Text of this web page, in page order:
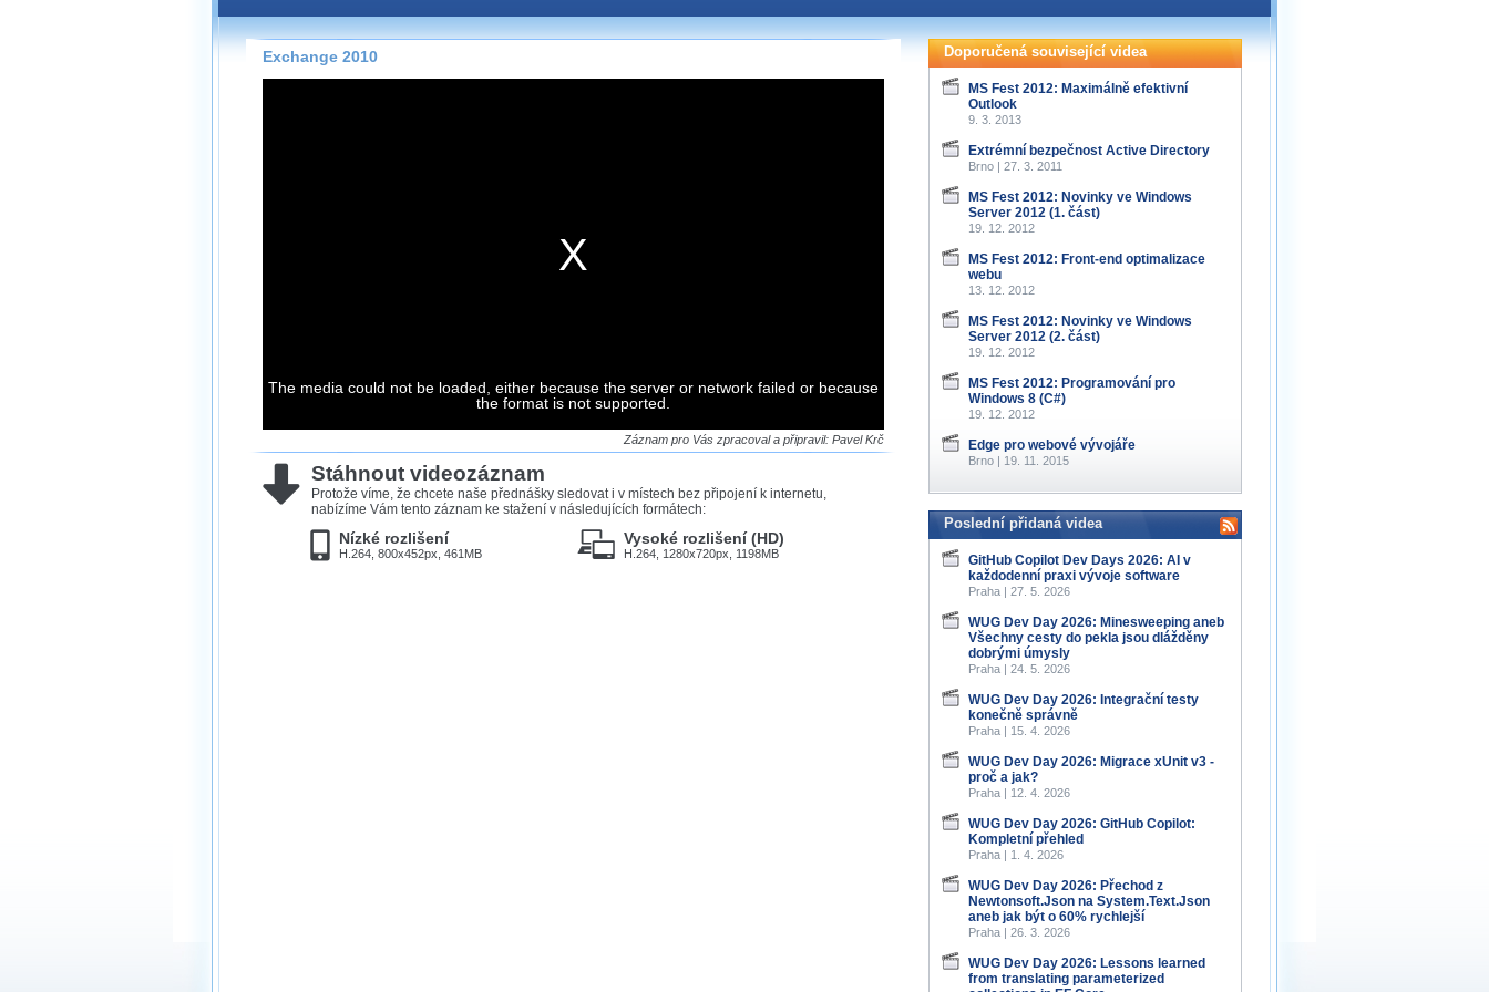
Záznamy na našem webu můžete pohodlně sledovat
přímo na stránce s využitím našehoHTML 5nebo
Silverlightpřehrávače.
Stahování záznamů
ve formátu, který není vhodný pro stahování,
proto je ke stažení nenabízíme.
Exchange 2010
The media could not be loaded, either because the server or network failed or because
the format is not supported.
Záznam pro Vás zpracoval a připravil: Pavel Krč
Stáhnout videozáznam
Protože víme, že chcete naše přednášky sledovat i v místech bez připojení k internetu,
nabízíme Vám tento záznam ke stažení v následujících formátech:
Nízké rozlišení
H.264, 800x452px, 461MB
Vysoké rozlišení (HD)
H.264, 1280x720px, 1198MB
Doporučená související videa
MS Fest 2012: Maximálně efektivní
Outlook
9. 3. 2013
Extrémní bezpečnost Active Directory
Brno | 27. 3. 2011
MS Fest 2012: Novinky ve Windows
Server 2012 (1. část)
19. 12. 2012
MS Fest 2012: Front-end optimalizace
webu
13. 12. 2012
MS Fest 2012: Novinky ve Windows
Server 2012 (2. část)
19. 12. 2012
MS Fest 2012: Programování pro
Windows 8 (C#)
19. 12. 2012
Edge pro webové vývojáře
Brno | 19. 11. 2015
Poslední přidaná videa
GitHub Copilot Dev Days 2026: AI v
každodenní praxi vývoje software
Praha | 27. 5. 2026
WUG Dev Day 2026: Minesweeping aneb
Všechny cesty do pekla jsou dlážděny
dobrými úmysly
Praha | 24. 5. 2026
WUG Dev Day 2026: Integrační testy
konečně správně
Praha | 15. 4. 2026
WUG Dev Day 2026: Migrace xUnit v3 -
proč a jak?
Praha | 12. 4. 2026
WUG Dev Day 2026: GitHub Copilot:
Kompletní přehled
Praha | 1. 4. 2026
WUG Dev Day 2026: Přechod z
Newtonsoft.Json na System.Text.Json
aneb jak být o 60% rychlejší
Praha | 26. 3. 2026
WUG Dev Day 2026: Lessons learned
from translating parameterized